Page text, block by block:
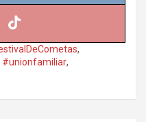
,
#unionfamiliar,